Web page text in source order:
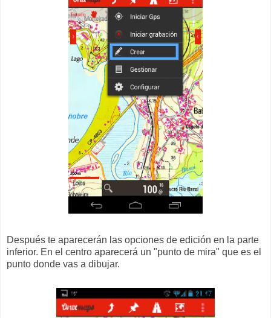
Después te aparecerán las opciones de edición en la parte
inferior. En el centro aparecerá un "punto de mira" que es el
punto donde vas a dibujar.